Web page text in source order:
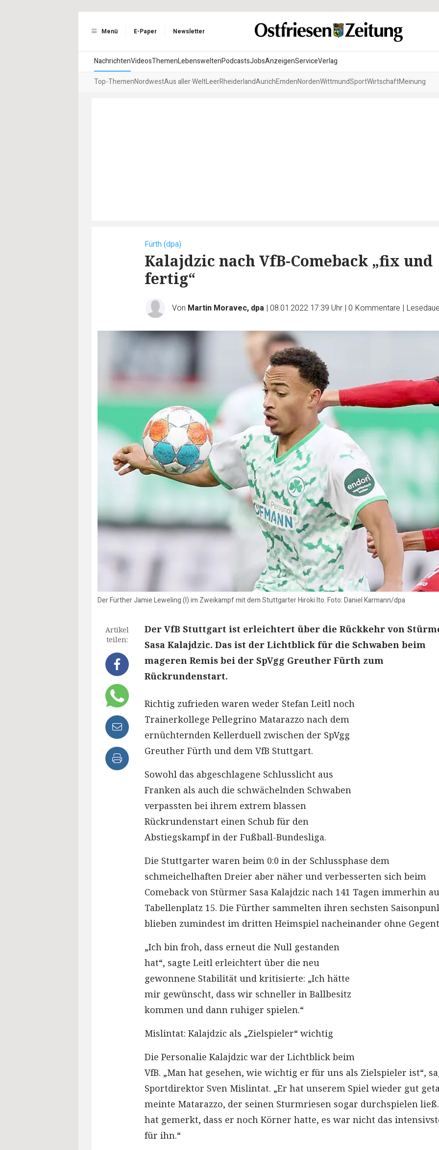
Menü E-Paper Newsletter
NachrichtenVideosThemenLebensweltenPodcastsJobsAnzeigenServiceVerlag
Top-ThemenNordwestAus aller WeltLeerRheiderlandAurichEmdenNordenWittmundSportWirtschaftMeinung
Fürth (dpa)
Kalajdzic nach VfB-Comeback „fix und
fertig“
Von Martin Moravec, dpa | 08.01.2022 17:39 Uhr | 0 Kommentare |
Der Fürther Jamie Leweling (l) im Zweikampf mit dem Stuttgarter Hiroki Ito. Foto: Daniel Karmann/dpa
Artikel
teilen:
Der VfB Stuttgart ist erleichtert über die Rückkehr von
Sasa Kalajdzic. Das ist der Lichtblick für die Schwaben beim
mageren Remis bei der SpVgg Greuther Fürth zum
Rückrundenstart.
Richtig zufrieden waren weder Stefan Leitl noch
Trainerkollege Pellegrino Matarazzo nach dem
ernüchternden Kellerduell zwischen der SpVgg
Greuther Fürth und dem VfB Stuttgart.
Sowohl das abgeschlagene Schlusslicht aus
Franken als auch die schwächelnden Schwaben
verpassten bei ihrem extrem blassen
Rückrundenstart einen Schub für den
Abstiegskampf in der Fußball-Bundesliga.
Die Stuttgarter waren beim 0:0 in der Schlussphase dem
schmeichelhaften Dreier aber näher und verbesserten sich beim
Comeback von Stürmer Sasa Kalajdzic nach 141 Tagen immerhin
Tabellenplatz 15. Die Fürther sammelten ihren sechsten
blieben zumindest im dritten Heimspiel nacheinander ohne
„Ich bin froh, dass erneut die Null gestanden
hat“, sagte Leitl erleichtert über die neu
gewonnene Stabilität und kritisierte: „Ich hätte
mir gewünscht, dass wir schneller in Ballbesitz
kommen und dann ruhiger spielen.“
Mislintat: Kalajdzic als „Zielspieler“ wichtig
Die Personalie Kalajdzic war der Lichtblick beim
VfB. „Man hat gesehen, wie wichtig er für uns als Zielspieler ist“,
Sportdirektor Sven Mislintat. „Er hat unserem Spiel wieder gut
meinte Matarazzo, der seinen Sturmriesen sogar durchspielen
hat gemerkt, dass er noch Körner hatte, es war nicht das
für ihn.“